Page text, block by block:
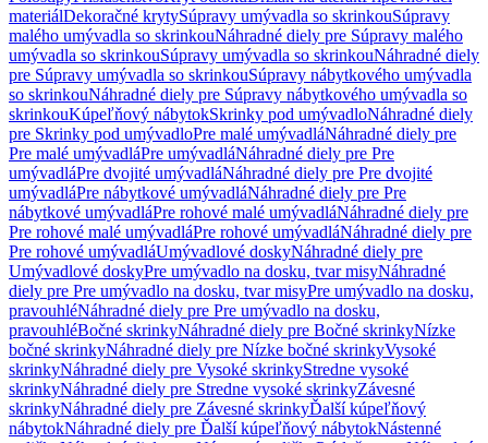
materiálDekoračné krytySúpravy umývadla so skrinkouSúpravy
malého umývadla so skrinkouNáhradné diely pre Súpravy malého
umývadla so skrinkouSúpravy umývadla so skrinkouNáhradné diely
pre Súpravy umývadla so skrinkouSúpravy nábytkového umývadla
so skrinkouNáhradné diely pre Súpravy nábytkového umývadla so
skrinkouKúpeľňový nábytokSkrinky pod umývadloNáhradné diely
pre Skrinky pod umývadloPre malé umývadláNáhradné diely pre
Pre malé umývadláPre umývadláNáhradné diely pre Pre
umývadláPre dvojité umývadláNáhradné diely pre Pre dvojité
umývadláPre nábytkové umývadláNáhradné diely pre Pre
nábytkové umývadláPre rohové malé umývadláNáhradné diely pre
Pre rohové malé umývadláPre rohové umývadláNáhradné diely pre
Pre rohové umývadláUmývadlové doskyNáhradné diely pre
Umývadlové doskyPre umývadlo na dosku, tvar misyNáhradné
diely pre Pre umývadlo na dosku, tvar misyPre umývadlo na dosku,
pravouhléNáhradné diely pre Pre umývadlo na dosku,
pravouhléBočné skrinkyNáhradné diely pre Bočné skrinkyNízke
bočné skrinkyNáhradné diely pre Nízke bočné skrinkyVysoké
skrinkyNáhradné diely pre Vysoké skrinkyStredne vysoké
skrinkyNáhradné diely pre Stredne vysoké skrinkyZávesné
skrinkyNáhradné diely pre Závesné skrinkyĎalší kúpeľňový
nábytokNáhradné diely pre Ďalší kúpeľňový nábytokNástenné